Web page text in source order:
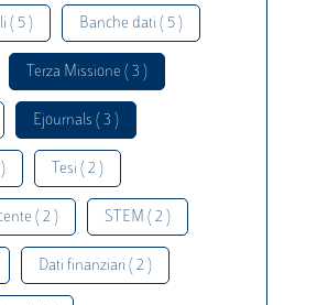
( 5 ) Banche dati ( 5 )
Terza Missione ( 3 )
Ejournals ( 3 )
Tesi ( 2 )
( 2 ) STEM ( 2 )
Dati finanziari ( 2 )